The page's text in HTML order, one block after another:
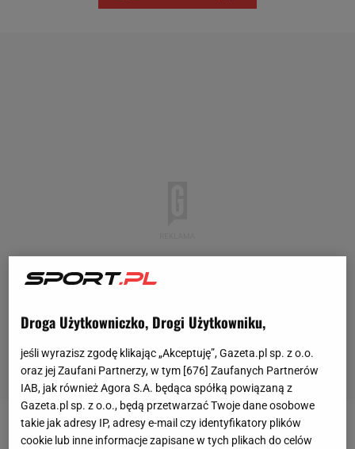
11,54 - tyle procent udziałów wWiśleKraków
Droga Użytkowniczko, Drogi Użytkowniku,
jeśli wyrazisz zgodę klikając „Akceptuję”, Gazeta.pl sp. z o.o.
oraz jej Zaufani Partnerzy, w tym [676] Zaufanych Partnerów
IAB, jak również Agora S.A. będąca spółką powiązaną z
Gazeta.pl sp. z o.o., będą przetwarzać Twoje dane osobowe
takie jak adresy IP, adresy e-mail czy identyfikatory plików
cookie lub inne informacje zapisane w tych plikach do celów